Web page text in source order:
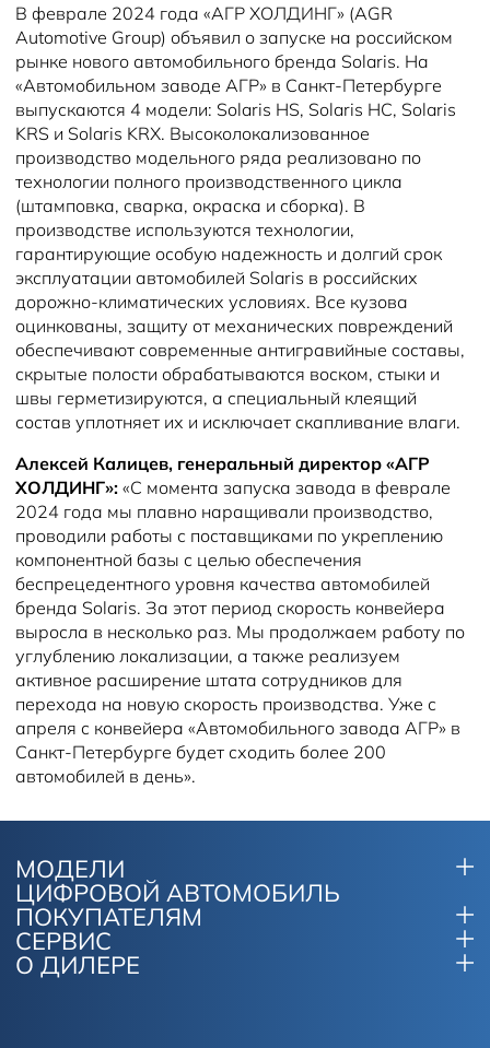
В феврале 2024 года «АГР ХОЛДИНГ» (AGR
Automotive Group) объявил о запуске на российском
рынке нового автомобильного бренда Solaris. На
«Автомобильном заводе АГР» в Санкт-Петербурге
выпускаются 4 модели: Solaris HS, Solaris HC, Solaris
KRS и Solaris KRX. Высоколокализованное
производство модельного ряда реализовано по
технологии полного производственного цикла
(штамповка, сварка, окраска и сборка). В
производстве используются технологии,
гарантирующие особую надежность и долгий срок
эксплуатации автомобилей Solaris в российских
дорожно-климатических условиях. Все кузова
оцинкованы, защиту от механических повреждений
обеспечивают современные антигравийные составы,
скрытые полости обрабатываются воском, стыки и
швы герметизируются, а специальный клеящий
состав уплотняет их и исключает скапливание влаги.
Алексей Калицев, генеральный директор «АГР
ХОЛДИНГ»: «С момента запуска завода в феврале
2024 года мы плавно наращивали производство,
проводили работы с поставщиками по укреплению
компонентной базы с целью обеспечения
беспрецедентного уровня качества автомобилей
бренда Solaris. За этот период скорость конвейера
выросла в несколько раз. Мы продолжаем работу по
углублению локализации, а также реализуем
активное расширение штата сотрудников для
перехода на новую скорость производства. Уже с
апреля с конвейера «Автомобильного завода АГР» в
Санкт-Петербурге будет сходить более 200
автомобилей в день».
МОДЕЛИ
ЦИФРОВОЙ АВТОМОБИЛЬ
ПОКУПАТЕЛЯМ
СЕРВИС
О ДИЛЕРЕ